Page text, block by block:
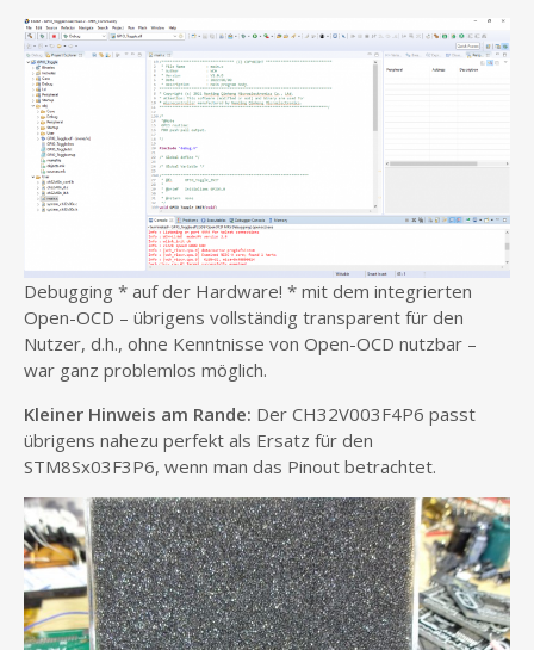
Debugging * auf der Hardware! * mit dem integrierten
Open-OCD – übrigens vollständig transparent für den
Nutzer, d.h., ohne Kenntnisse von Open-OCD nutzbar –
war ganz problemlos möglich.
Kleiner Hinweis am Rande: Der CH32V003F4P6 passt
übrigens nahezu perfekt als Ersatz für den
STM8Sx03F3P6, wenn man das Pinout betrachtet.